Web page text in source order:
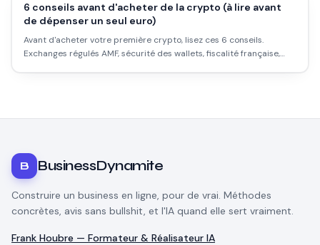
6 conseils avant d'acheter de la crypto (à lire avant
de dépenser un seul euro)
Avant d'acheter votre première crypto, lisez ces 6 conseils.
Exchanges régulés AMF, sécurité des wallets, fiscalité française,
B BusinessDynamite
Construire un business en ligne, pour de vrai. Méthodes
concrètes, avis sans bullshit, et l'IA quand elle sert vraiment.
Frank Houbre — Formateur & Réalisateur IA